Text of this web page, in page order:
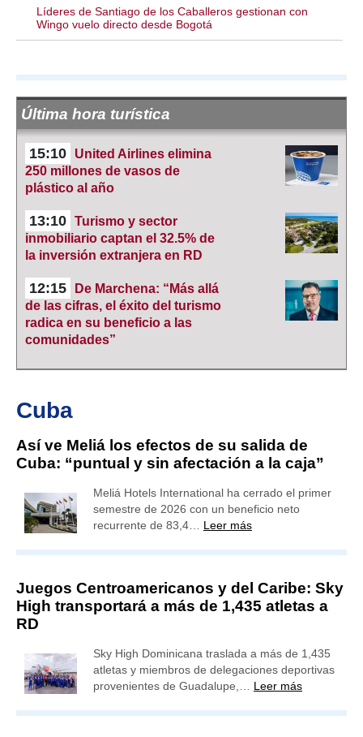
Líderes de Santiago de los Caballeros gestionan con
Wingo vuelo directo desde Bogotá
Última hora turística
15:10
United Airlines elimina
250 millones de vasos de
plástico al año
13:10 Turismo y sector
inmobiliario captan el 32.5% de
la inversión extranjera en RD
12:15
De Marchena: “Más allá
de las cifras, el éxito del turismo
radica en su beneficio a las
comunidades”
Cuba
Así ve Meliá los efectos de su salida de
Cuba: “puntual y sin afectación a la caja”
Meliá Hotels International ha cerrado el primer
semestre de 2026 con un beneficio neto
recurrente de 83,4… Leer más
Juegos Centroamericanos y del Caribe: Sky
High transportará a más de 1,435 atletas a
RD
Sky High Dominicana traslada a más de 1,435
atletas y miembros de delegaciones deportivas
provenientes de Guadalupe,… Leer más